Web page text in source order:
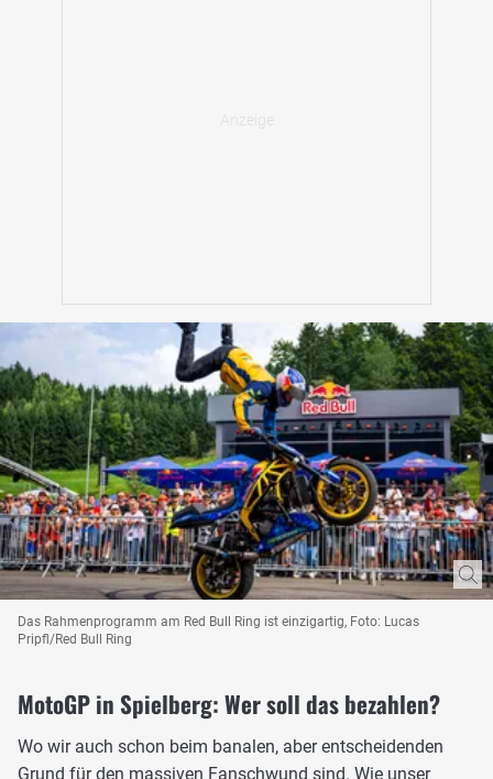
Das Rahmenprogramm am Red Bull Ring ist einzigartig, Foto: Lucas
Pripfl/Red Bull Ring
MotoGP in Spielberg: Wer soll das bezahlen?
Wo wir auch schon beim banalen, aber entscheidenden
Grund für den massiven Fanschwund sind. Wie unser